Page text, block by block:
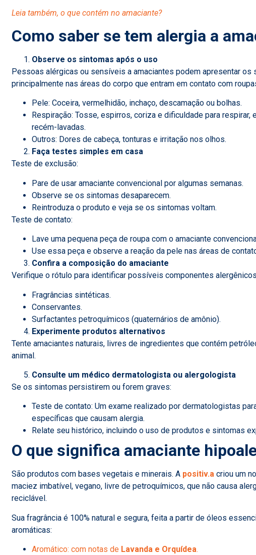
Leia também, o que contém no amaciante?
Como saber se tem alergia a
Observe os sintomas após o uso
Pessoas alérgicas ou sensíveis a amaciantes podem apresentar os
principalmente nas áreas do corpo que entram em contato com
Pele: Coceira, vermelhidão, inchaço, descamação ou bolhas.
Respiração: Tosse, espirros, coriza e dificuldade para respirar,
recém-lavadas.
Outros: Dores de cabeça, tonturas e irritação nos olhos.
Faça testes simples em casa
Teste de exclusão:
Pare de usar amaciante convencional por algumas semanas.
Observe se os sintomas desaparecem.
Reintroduza o produto e veja se os sintomas voltam.
Teste de contato:
Lave uma pequena peça de roupa com o amaciante
Use essa peça e observe a reação da pele nas áreas de
Confira a composição do amaciante
Verifique o rótulo para identificar possíveis componentes
Fragrâncias sintéticas.
Conservantes.
Surfactantes petroquímicos (quaternários de amônio).
Experimente produtos alternativos
Tente amaciantes naturais, livres de ingredientes que contém
animal.
Consulte um médico dermatologista ou alergologista
Se os sintomas persistirem ou forem graves:
Teste de contato: Um exame realizado por dermatologistas
específicas que causam alergia.
Relate seu histórico, incluindo o uso de produtos e sintomas
O que significa amaciante
São produtos com bases vegetais e minerais. A positiv.acriou um
maciez imbatível, vegano, livre de petroquímicos, que não causa
reciclável.
Sua fragrância é 100% natural e segura, feita a partir de óleos
aromáticas:
Aromático: com notas de Lavanda e Orquídea.